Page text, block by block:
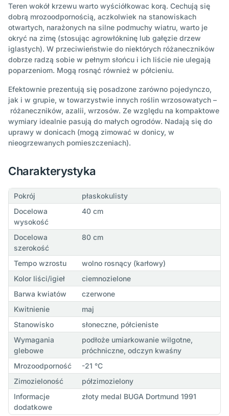
Teren wokół krzewu warto wyściółkowac korą. Cechują się
dobrą mrozoodpornością, aczkolwiek na stanowiskach
otwartych, narażonych na silne podmuchy wiatru, warto je
okryć na zimę (stosując agrowłókninę lub gałęzie drzew
iglastych). W przeciwieństwie do niektórych różaneczników
dobrze radzą sobie w pełnym słońcu i ich liście nie ulegają
poparzeniom. Mogą rosnąć również w półcieniu.
Efektownie prezentują się posadzone zarówno pojedynczo,
jak i w grupie, w towarzystwie innych roślin wrzosowatych –
różaneczników, azalii, wrzosów. Ze względu na kompaktowe
wymiary idealnie pasują do małych ogrodów. Nadają się do
uprawy w donicach (mogą zimować w donicy, w
nieogrzewanych pomieszczeniach).
Charakterystyka
Pokrój
płaskokulisty
Docelowa
wysokość
40 cm
Docelowa
szerokość
80 cm
Tempo wzrostu
wolno rosnący (karłowy)
Kolor liści/igieł
ciemnozielone
Barwa kwiatów
czerwone
Kwitnienie
maj
Stanowisko
słoneczne, półcieniste
Wymagania
glebowe
podłoże umiarkowanie wilgotne,
próchniczne, odczyn kwaśny
Mrozoodporność
-21 °C
Zimozieloność
półzimozielony
Informacje
dodatkowe
złoty medal BUGA Dortmund 1991